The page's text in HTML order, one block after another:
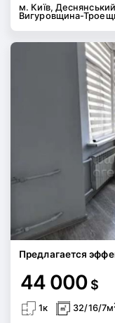
м. Київ,
Вигуровщина-
Предлагается
44 000 $
1к 32/16/7м